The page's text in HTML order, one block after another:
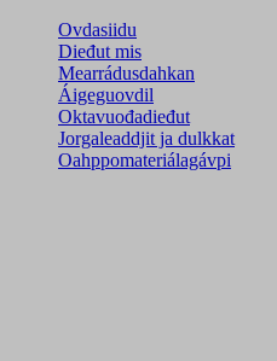
Ovdasiidu
Dieđut mis
Mearrádusdahkan
Áigeguovdil
Oktavuođadieđut
Jorgaleaddjit ja dulkkat
Oahppomateriálagávpi